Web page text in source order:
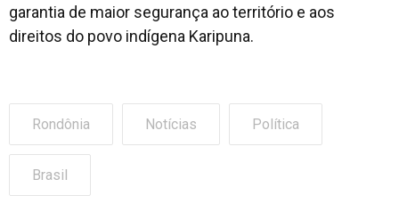
garantia de maior segurança ao território e aos
direitos do povo indígena Karipuna.
Rondônia Notícias Política
Brasil